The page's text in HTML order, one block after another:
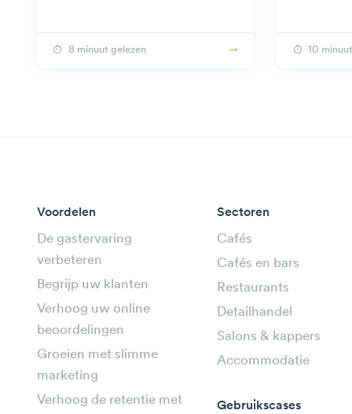
8 minuut gelezen 10
Voordelen
De gastervaring
verbeteren
Begrijp uw klanten
Verhoog uw online
beoordelingen
Groeien met slimme
marketing
Verhoog de retentie met
Sectoren
Cafés
Cafés en bars
Restaurants
Detailhandel
Salons & kappers
Accommodatie
Gebruikscases